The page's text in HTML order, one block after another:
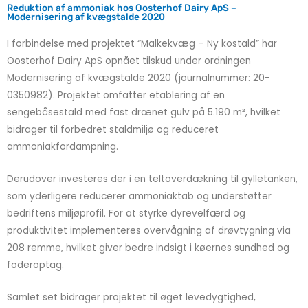
Reduktion af ammoniak hos Oosterhof Dairy ApS –
Modernisering af kvægstalde 2020
I forbindelse med projektet “Malkekvæg – Ny kostald” har
Oosterhof Dairy ApS opnået tilskud under ordningen
Modernisering af kvægstalde 2020 (journalnummer: 20-
0350982). Projektet omfatter etablering af en
sengebåsestald med fast drænet gulv på 5.190 m², hvilket
bidrager til forbedret staldmiljø og reduceret
ammoniakfordampning.
Derudover investeres der i en teltoverdækning til gylletanken,
som yderligere reducerer ammoniaktab og understøtter
bedriftens miljøprofil. For at styrke dyrevelfærd og
produktivitet implementeres overvågning af drøvtygning via
208 remme, hvilket giver bedre indsigt i køernes sundhed og
foderoptag.
Samlet set bidrager projektet til øget levedygtighed,